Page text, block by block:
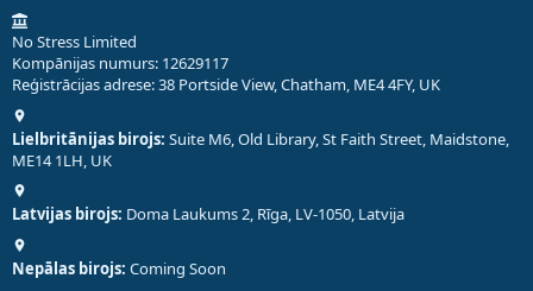
No Stress Limited
Kompānijas numurs: 12629117
Reģistrācijas adrese: 38 Portside View, Chatham, ME4 4FY, UK
Lielbritānijas birojs: Suite M6, Old Library, St Faith Street, Maidstone,
ME14 1LH, UK
Latvijas birojs: Doma Laukums 2, Rīga, LV-1050, Latvija
Nepālas birojs: Coming Soon